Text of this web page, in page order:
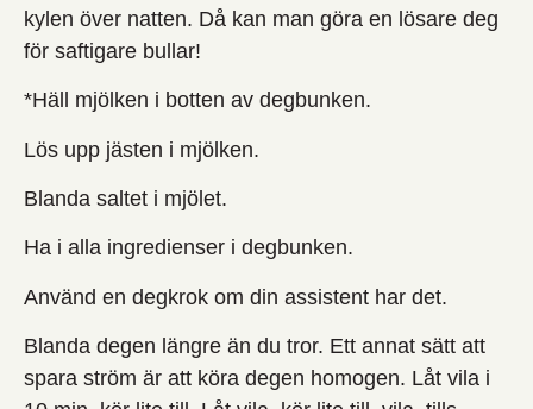
kylen över natten. Då kan man göra en lösare deg
för saftigare bullar!
*Häll mjölken i botten av degbunken.
Lös upp jästen i mjölken.
Blanda saltet i mjölet.
Ha i alla ingredienser i degbunken.
Använd en degkrok om din assistent har det.
Blanda degen längre än du tror. Ett annat sätt att
spara ström är att köra degen homogen. Låt vila i